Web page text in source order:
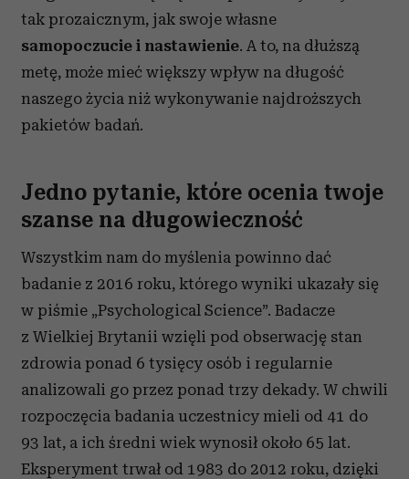
tak prozaicznym, jak swoje własne
samopoczucie i nastawienie. A to, na dłuższą
metę, może mieć większy wpływ na długość
naszego życia niż wykonywanie najdroższych
pakietów badań.
Jedno pytanie, które ocenia twoje
szanse na długowieczność
Wszystkim nam do myślenia powinno dać
badanie z 2016 roku, którego wyniki ukazały się
w piśmie „Psychological Science”. Badacze
z Wielkiej Brytanii wzięli pod obserwację stan
zdrowia ponad 6 tysięcy osób i regularnie
analizowali go przez ponad trzy dekady. W chwili
rozpoczęcia badania uczestnicy mieli od 41 do
93 lat, a ich średni wiek wynosił około 65 lat.
Eksperyment trwał od 1983 do 2012 roku, dzięki